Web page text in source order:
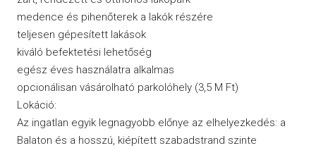
medence és pihenőterek a lakók részére
teljesen gépesített lakások
kiváló befektetési lehetőség
egész éves használatra alkalmas
opcionálisan vásárolható parkolóhely (3,5 M Ft)
Lokáció:
Az ingatlan egyik legnagyobb előnye az elhelyezkedés: a
Balaton és a hosszú, kiépített szabadstrand szinte